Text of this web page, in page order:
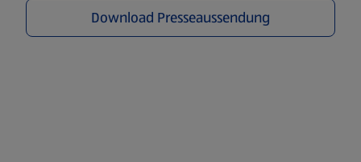
Download Presseaussendung